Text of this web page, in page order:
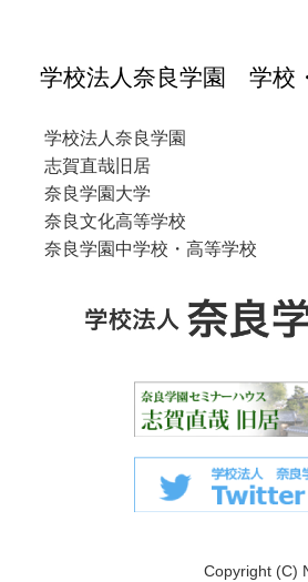
学校法人奈良学園 学校
学校法人奈良学園
志賀直哉旧居
奈良学園大学
奈良文化高等学校
奈良学園中学校・高等学校
Copyright (C)